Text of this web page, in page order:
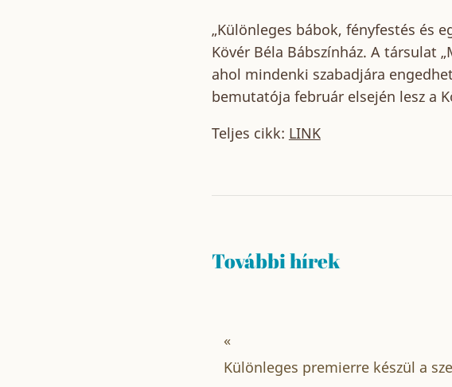
„Különleges bábok, fényfestés és
Kövér Béla Bábszínház. A társulat
ahol mindenki szabadjára
bemutatója február elsején lesz a
Teljes cikk: LINK
További hírek
«
Különleges premierre készül a